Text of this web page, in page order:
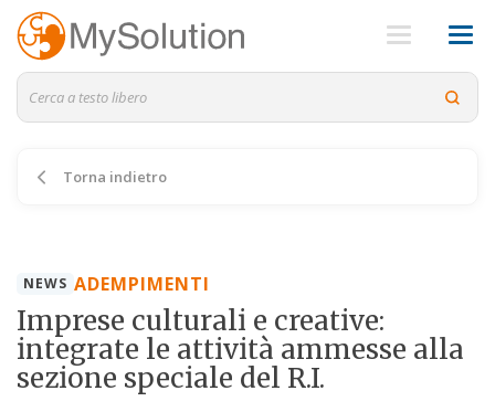
Torna indietro
NEWS ADEMPIMENTI
Imprese culturali e creative:
integrate le attività ammesse alla
sezione speciale del R.I.